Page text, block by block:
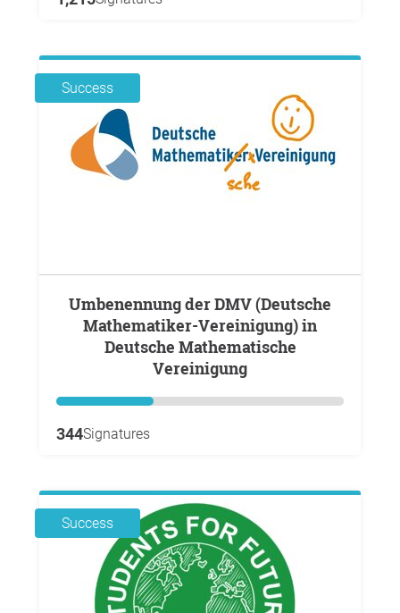
Success
Umbenennung der DMV (Deutsche
Mathematiker-Vereinigung) in
Deutsche Mathematische
Vereinigung
344Signatures
Success